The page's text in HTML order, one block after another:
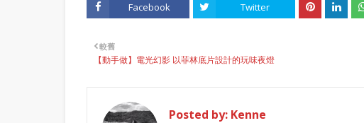
Facebook Twitter
較舊
【動手做】電光幻影 以菲林底片設計的玩味夜燈
Posted by: Kenne